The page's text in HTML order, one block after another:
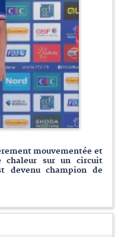
mouvementée et
chaleur sur un circuit
devenu champion de